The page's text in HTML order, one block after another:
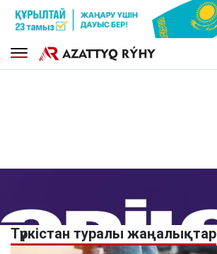
Түркістан туралы жаңалықтар